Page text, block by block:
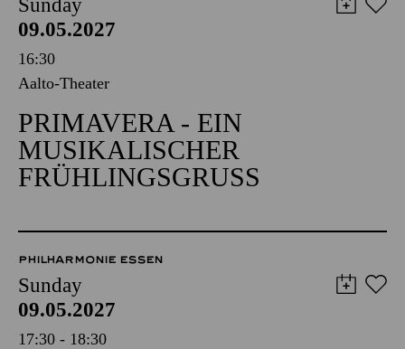
Sunday
09.05.2027
16:30
Aalto-Theater
PRIMAVERA - EIN
MUSIKALISCHER
FRÜHLINGSGRUSS
PHILHARMONIE ESSEN
Sunday
09.05.2027
17:30 - 18:30